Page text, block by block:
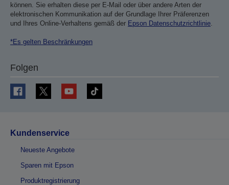
können. Sie erhalten diese per E-Mail oder über andere Arten der
elektronischen Kommunikation auf der Grundlage Ihrer Präferenzen
und Ihres Online-Verhaltens gemäß der Epson Datenschutzrichtlinie
*Es gelten Beschränkungen
Folgen
Kundenservice
Neueste Angebote
Sparen mit Epson
Produktregistrierung